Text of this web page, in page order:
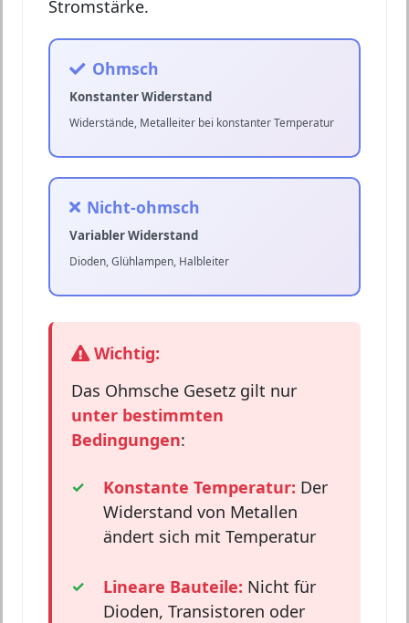
Stromstärke.
Ohmsch
Konstanter Widerstand
Widerstände, Metalleiter bei konstanter Temperatur
Nicht-ohmsch
Variabler Widerstand
Dioden, Glühlampen, Halbleiter
Wichtig:
Das Ohmsche Gesetz gilt nur
unter bestimmten
Bedingungen:
Konstante Temperatur: Der
Widerstand von Metallen
ändert sich mit Temperatur
Lineare Bauteile: Nicht für
Dioden, Transistoren oder